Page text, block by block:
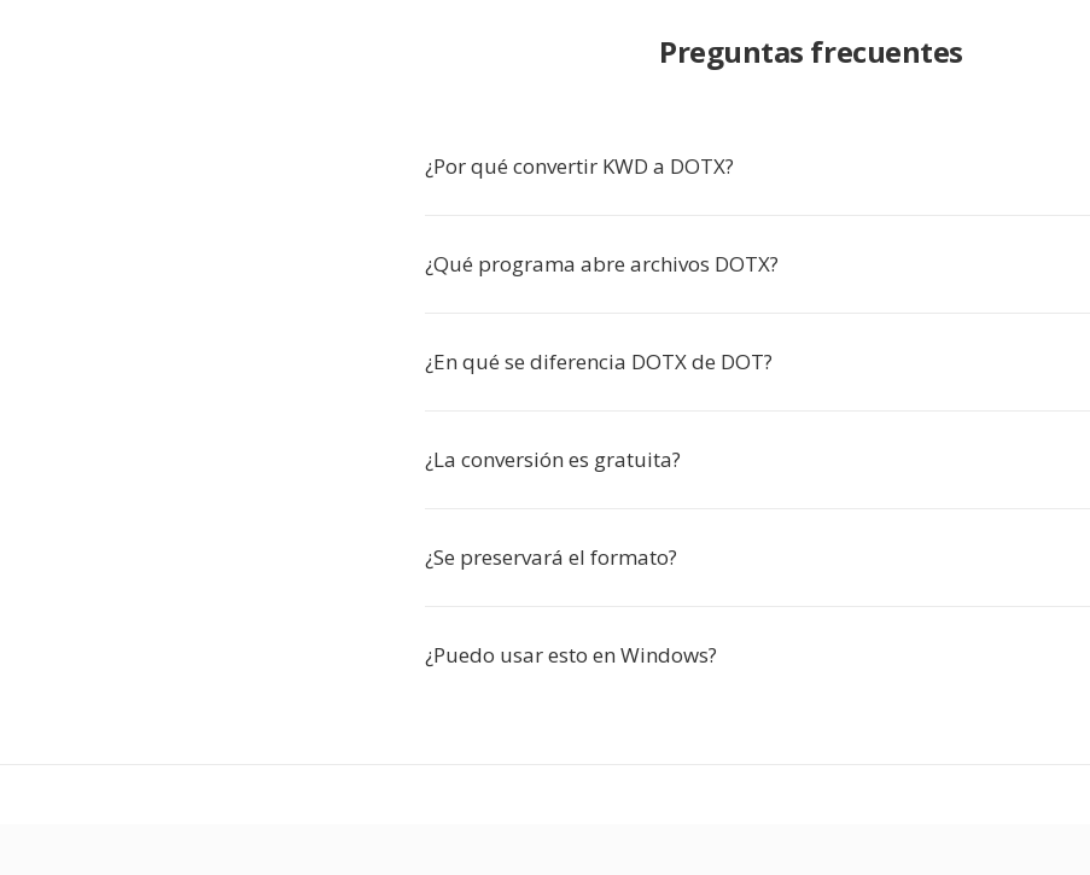
Preguntas frecuentes
¿Por qué convertir KWD a DOTX?
¿Qué programa abre archivos DOTX?
¿En qué se diferencia DOTX de DOT?
¿La conversión es gratuita?
¿Se preservará el formato?
¿Puedo usar esto en Windows?